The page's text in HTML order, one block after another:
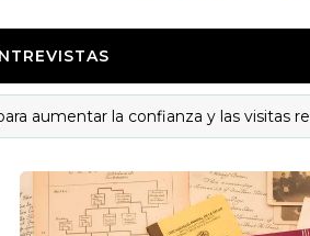
la confianza y las visitas